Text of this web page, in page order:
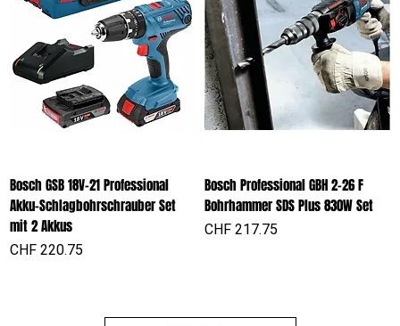
Bosch GSB 18V-21 Professional
Akku-Schlagbohrschrauber Set
mit 2 Akkus
Preis
CHF 220.75
Bosch Professional GBH 2-26 F
Bohrhammer SDS Plus 830W Set
Preis
CHF 217.75